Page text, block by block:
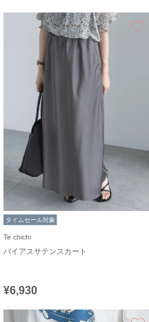
タイムセール対象
Te chichi
バイアスサテンスカート
¥6,930